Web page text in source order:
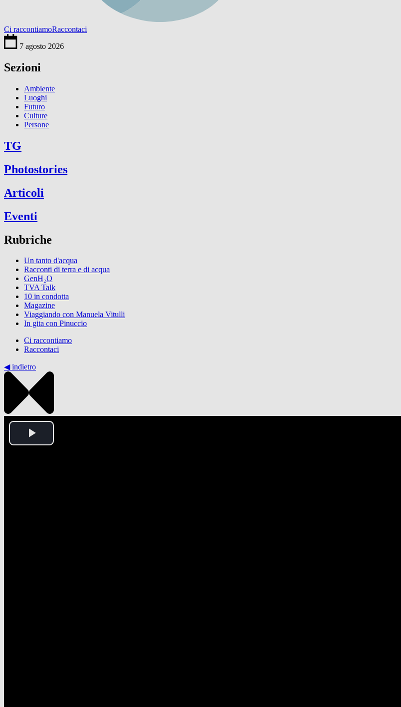
Ci raccontiamoRaccontaci
7 agosto 2026
Sezioni
Ambiente
Luoghi
Futuro
Culture
Persone
TG
Photostories
Articoli
Eventi
Rubriche
Un tanto d'acqua
Racconti di terra e di acqua
GenH₂O
TVA Talk
10 in condotta
Magazine
Viaggiando con Manuela Vitulli
In gita con Pinuccio
Ci raccontiamo
Raccontaci
◀︎ indietro
Play